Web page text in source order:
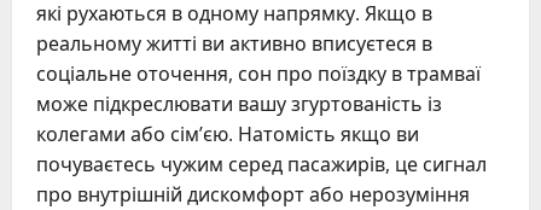
які рухаються в одному напрямку. Якщо в
реальному житті ви активно вписуєтеся в
соціальне оточення, сон про поїздку в трамваї
може підкреслювати вашу згуртованість із
колегами або сім’єю. Натомість якщо ви
почуваєтесь чужим серед пасажирів, це сигнал
про внутрішній дискомфорт або нерозуміння